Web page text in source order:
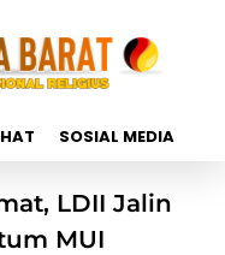
SOSIAL MEDIA
LDII Jalin
MUI